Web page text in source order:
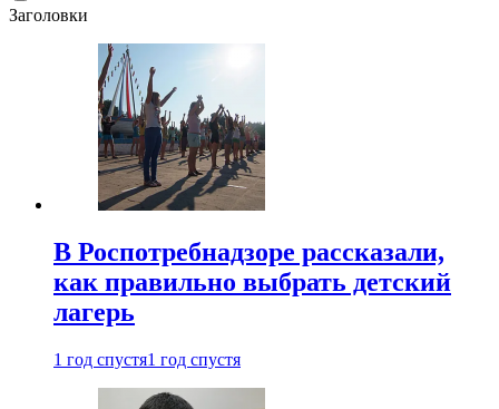
Заголовки
В Роспотребнадзоре рассказали,
как правильно выбрать детский
лагерь
1 год спустя1 год спустя